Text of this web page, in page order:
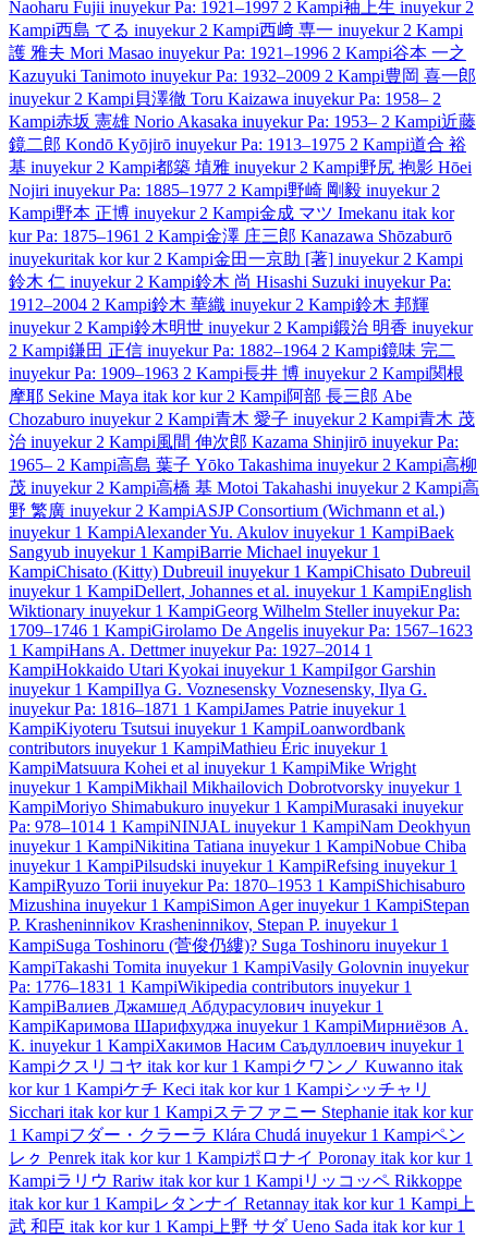
Naoharu Fujii inuyekur Pa: 1921–1997 2 Kampi袖上生 inuyekur 2
Kampi西島 てる inuyekur 2 Kampi西﨑 専一 inuyekur 2 Kampi
護 雅夫 Mori Masao inuyekur Pa: 1921–1996 2 Kampi谷本 一之
Kazuyuki Tanimoto inuyekur Pa: 1932–2009 2 Kampi豊岡 喜一郎
inuyekur 2 Kampi 貝澤徹 Toru Kaizawa inuyekur Pa: 1958– 2
Kampi赤坂 憲雄 Norio Akasaka inuyekur Pa: 1953– 2 Kampi近藤
鏡二郎 Kondō Kyōjirō inuyekur Pa: 1913–1975 2 Kampi道合 裕
基 inuyekur 2 Kampi都築 埴雅 inuyekur 2 Kampi野尻 抱影 Hōei
Nojiri inuyekur Pa: 1885–1977 2 Kampi野崎 剛毅 inuyekur 2
Kampi野本 正博 inuyekur 2 Kampi金成 マツ Imekanu itak kor
kur Pa: 1875–1961 2 Kampi金澤 庄三郎 Kanazawa Shōzaburō
inuyekuritak kor kur 2 Kampi金田一京助 [著] inuyekur 2 Kampi
鈴木 仁 inuyekur 2 Kampi鈴木 尚 Hisashi Suzuki inuyekur Pa:
1912–2004 2 Kampi鈴木 華織 inuyekur 2 Kampi鈴木 邦輝
inuyekur 2 Kampi鈴木明世 inuyekur 2 Kampi鍛治 明香 inuyekur
2 Kampi鎌田 正信 inuyekur Pa: 1882–1964 2 Kampi鏡味 完二
inuyekur Pa: 1909–1963 2 Kampi長井 博 inuyekur 2 Kampi関根
摩耶 Sekine Maya itak kor kur 2 Kampi阿部 長三郎 Abe
Chozaburo inuyekur 2 Kampi青木 愛子 inuyekur 2 Kampi青木 茂
治 inuyekur 2 Kampi風間 伸次郎 Kazama Shinjirō inuyekur Pa:
1965– 2 Kampi高島 葉子 Yōko Takashima inuyekur 2 Kampi高柳
茂 inuyekur 2 Kampi高橋 基 Motoi Takahashi inuyekur 2 Kampi高
野 繁廣 inuyekur 2 KampiASJP Consortium (Wichmann et al.)
inuyekur 1 KampiAlexander Yu. Akulov inuyekur 1 KampiBaek
Sangyub inuyekur 1 KampiBarrie Michael inuyekur 1
KampiChisato (Kitty) Dubreuil inuyekur 1 KampiChisato Dubreuil
inuyekur 1 KampiDellert, Johannes et al. inuyekur 1 KampiEnglish
Wiktionary inuyekur 1 KampiGeorg Wilhelm Steller inuyekur Pa:
1709–1746 1 KampiGirolamo De Angelis inuyekur Pa: 1567–1623
1 KampiHans A. Dettmer inuyekur Pa: 1927–2014 1
KampiHokkaido Utari Kyokai inuyekur 1 KampiIgor Garshin
inuyekur 1 KampiIlya G. Voznesensky Voznesensky, Ilya G.
inuyekur Pa: 1816–1871 1 KampiJames Patrie inuyekur 1
KampiKiyoteru Tsutsui inuyekur 1 KampiLoanwordbank
contributors inuyekur 1 KampiMathieu Éric inuyekur 1
KampiMatsuura Kohei et al inuyekur 1 KampiMike Wright
inuyekur 1 KampiMikhail Mikhailovich Dobrotvorsky inuyekur 1
KampiMoriyo Shimabukuro inuyekur 1 KampiMurasaki inuyekur
Pa: 978–1014 1 KampiNINJAL inuyekur 1 KampiNam Deokhyun
inuyekur 1 KampiNikitina Tatiana inuyekur 1 KampiNobue Chiba
inuyekur 1 KampiPilsudski inuyekur 1 KampiRefsing inuyekur 1
KampiRyuzo Torii inuyekur Pa: 1870–1953 1 KampiShichisaburo
Mizushina inuyekur 1 KampiSimon Ager inuyekur 1 KampiStepan
P. Krasheninnikov Krasheninnikov, Stepan P. inuyekur 1
KampiSuga Toshinoru (菅俊仍縷)? Suga Toshinoru inuyekur 1
KampiTakashi Tomita inuyekur 1 KampiVasily Golovnin inuyekur
Pa: 1776–1831 1 KampiWikipedia contributors inuyekur 1
KampiВалиев Джамшед Абдурасулович inuyekur 1
KampiКаримова Шарифхуджа inuyekur 1 KampiМирниёзов А.
К. inuyekur 1 KampiХакимов Насим Саъдуллоевич inuyekur 1
Kampiクスリコヤ itak kor kur 1 Kampiクワンノ Kuwanno itak
kor kur 1 Kampiケチ Keci itak kor kur 1 Kampiシッチャリ
Sicchari itak kor kur 1 Kampiステファニー Stephanie itak kor kur
1 Kampiフダー・クラーラ Klára Chudá inuyekur 1 Kampiペン
レㇰ Penrek itak kor kur 1 Kampiポロナイ Poronay itak kor kur 1
Kampiラリウ Rariw itak kor kur 1 Kampi リッコッペ Rikkoppe
itak kor kur 1 Kampiレタンナイ Retannay itak kor kur 1 Kampi 上
武 和臣 itak kor kur 1 Kampi 上野 サダ Ueno Sada itak kor kur 1